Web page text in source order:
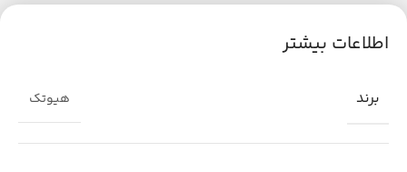
اطلاعات بیشتر
برند هیوتک